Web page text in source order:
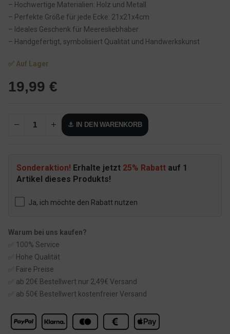
– Hochwertige Materialien: Holz und Metall
– Perfekte Größe für jede Ecke: 21x21x4cm
– Ideales Geschenk für Meeresliebhaber
– Handgefertigt, symbolisiert Qualität und Handwerkskunst
✅ Auf Lager
19,99 €
⚓ IN DEN WARENKORB
Sonderaktion! Erhalte jetzt 25% Rabatt auf 1
Artikel dieses Produkts!
Ja, ich möchte den Rabatt nutzen
Warum bei uns kaufen?
✅ 100% Service
✅ Hohe Qualität
✅ Faire Preise
✅ ab 20€ Bestellwert nur 2,49€ Versand
✅ ab 50€ Bestellwert kostenfreier Versand